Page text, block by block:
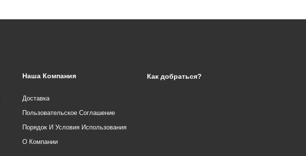
Наша Компания
Доставка
Пользовательское Соглашение
Порядок И Условия Использования
О Компании
Как добраться?